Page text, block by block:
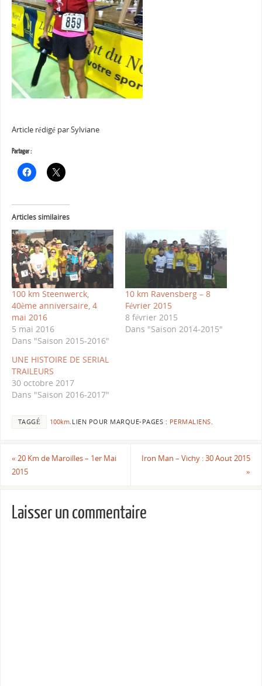
Article rédigé par Sylviane
Partager :
Articles similaires
100 km Steenwerck,
40ème anniversaire, 4
mai 2016
5 mai 2016
Dans "Saison 2015-2016"
10 km Ravensberg – 8
Février 2015
8 février 2015
Dans "Saison 2014-2015"
UNE HISTOIRE DE SERIAL
TRAILEURS
30 octobre 2017
Dans "Saison 2016-2017"
TAGGÉ 100km. LIEN POUR MARQUE-PAGES : PERMALIENS.
« 20 Km de Maroilles – 1er Mai
2015
Iron Man – Vichy : 30 Aout 2015
»
Laisser un commentaire